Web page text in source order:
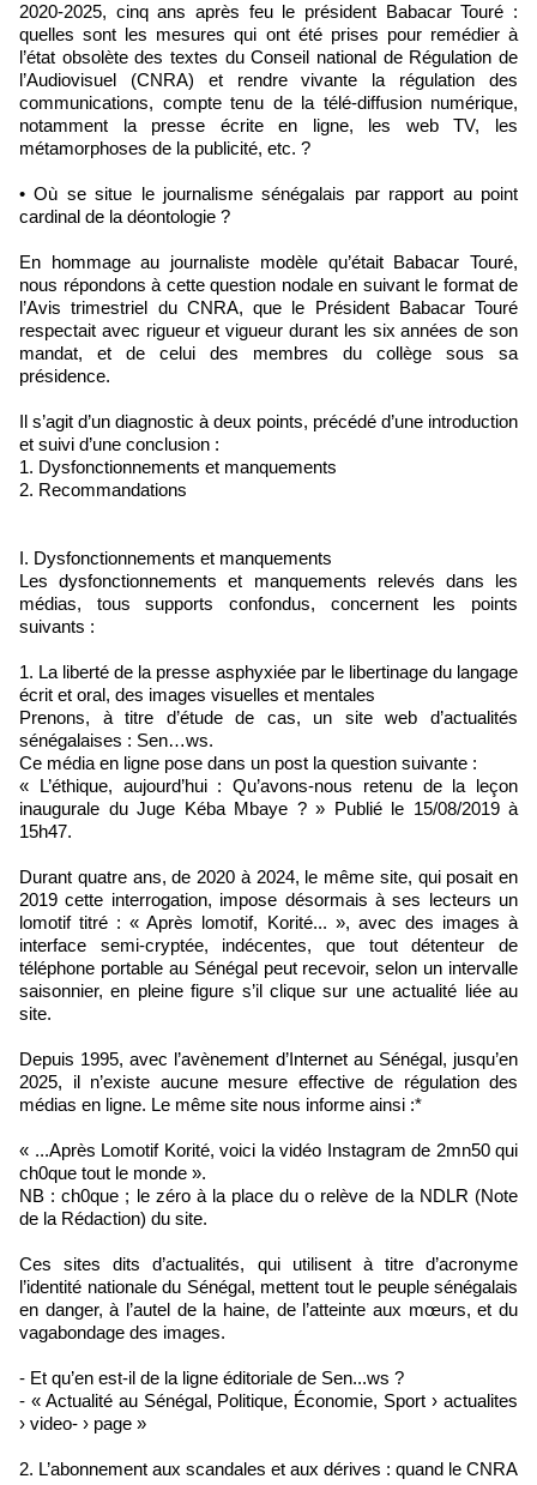
2020-2025, cinq ans après feu le président Babacar Touré :
quelles sont les mesures qui ont été prises pour remédier à
l’état obsolète des textes du Conseil national de Régulation de
l’Audiovisuel (CNRA) et rendre vivante la régulation des
communications, compte tenu de la télé-diffusion numérique,
notamment la presse écrite en ligne, les web TV, les
métamorphoses de la publicité, etc. ?
• Où se situe le journalisme sénégalais par rapport au point
cardinal de la déontologie ?
En hommage au journaliste modèle qu’était Babacar Touré,
nous répondons à cette question nodale en suivant le format de
l’Avis trimestriel du CNRA, que le Président Babacar Touré
respectait avec rigueur et vigueur durant les six années de son
mandat, et de celui des membres du collège sous sa
présidence.
Il s’agit d’un diagnostic à deux points, précédé d’une introduction
et suivi d’une conclusion :
1. Dysfonctionnements et manquements
2. Recommandations
I. Dysfonctionnements et manquements
Les dysfonctionnements et manquements relevés dans les
médias, tous supports confondus, concernent les points
suivants :
1. La liberté de la presse asphyxiée par le libertinage du langage
écrit et oral, des images visuelles et mentales
Prenons, à titre d’étude de cas, un site web d’actualités
sénégalaises : Sen…ws.
Ce média en ligne pose dans un post la question suivante :
« L’éthique, aujourd’hui : Qu’avons-nous retenu de la leçon
inaugurale du Juge Kéba Mbaye ? » Publié le 15/08/2019 à
15h47.
Durant quatre ans, de 2020 à 2024, le même site, qui posait en
2019 cette interrogation, impose désormais à ses lecteurs un
lomotif titré : « Après lomotif, Korité... », avec des images à
interface semi-cryptée, indécentes, que tout détenteur de
téléphone portable au Sénégal peut recevoir, selon un intervalle
saisonnier, en pleine figure s’il clique sur une actualité liée au
site.
Depuis 1995, avec l’avènement d’Internet au Sénégal, jusqu’en
2025, il n’existe aucune mesure effective de régulation des
médias en ligne. Le même site nous informe ainsi :*
« ...Après Lomotif Korité, voici la vidéo Instagram de 2mn50 qui
ch0que tout le monde ».
NB : ch0que ; le zéro à la place du o relève de la NDLR (Note
de la Rédaction) du site.
Ces sites dits d’actualités, qui utilisent à titre d’acronyme
l’identité nationale du Sénégal, mettent tout le peuple sénégalais
en danger, à l’autel de la haine, de l’atteinte aux mœurs, et du
vagabondage des images.
- Et qu’en est-il de la ligne éditoriale de Sen...ws ?
- « Actualité au Sénégal, Politique, Économie, Sport › actualites
› video- › page »
2. L’abonnement aux scandales et aux dérives : quand le CNRA